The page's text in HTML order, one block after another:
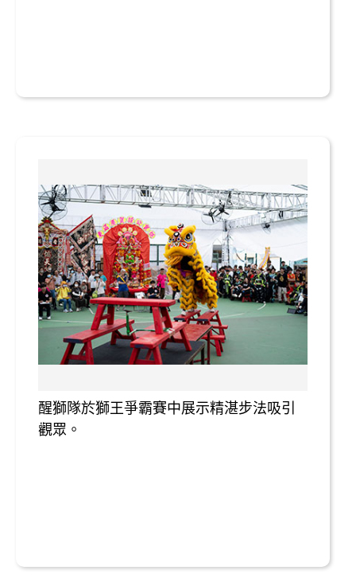
醒獅隊於獅王爭霸賽中展示精湛步法吸引
觀眾。